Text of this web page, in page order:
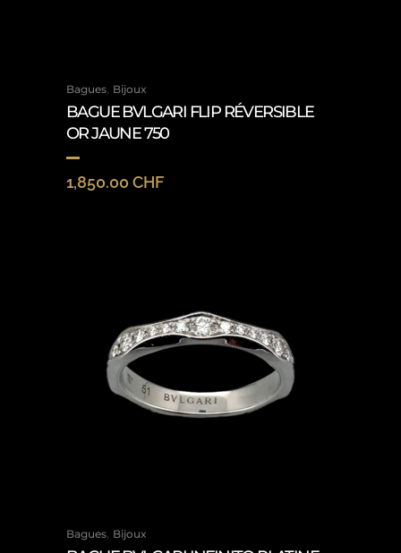
Bagues, Bijoux
BAGUE BVLGARI FLIP RÉVERSIBLE
OR JAUNE 750
1,850.00 CHF
Bagues, Bijoux